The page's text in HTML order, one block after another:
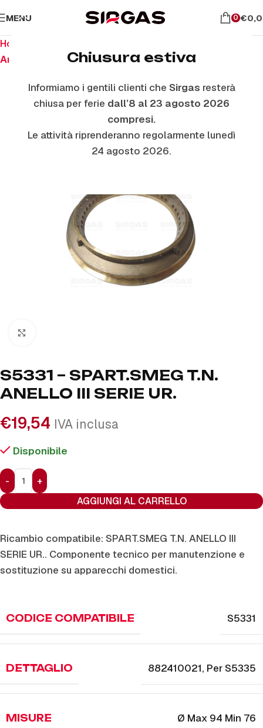
Chiusura estiva
Informiamo i gentili clienti che Sirgas resterà
chiusa per ferie dall’8 al 23 agosto 2026
compresi.
Le attività riprenderanno regolarmente lunedì
24 agosto 2026.
MENU 0 €
Home
Anelli E Piattelli Smaltati
S5331 – SPART.SMEG T.N.
ANELLO III SERIE UR.
€19,54 IVA inclusa
Disponibile
AGGIUNGI AL CARRELLO
Ricambio compatibile: SPART.SMEG T.N. ANELLO III
SERIE UR.. Componente tecnico per manutenzione e
sostituzione su apparecchi domestici.
CODICE COMPATIBILE S5331
DETTAGLIO 882410021, Per S5335
MISURE Ø Max 94 Min 76